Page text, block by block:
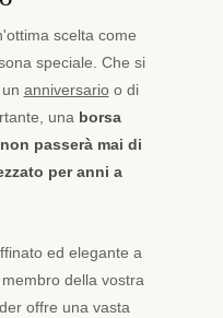
scelta come
speciale. Che si
anniversarioo di
una borsa
passerà mai di
per anni a
ed elegante a
della vostra
offre una vasta